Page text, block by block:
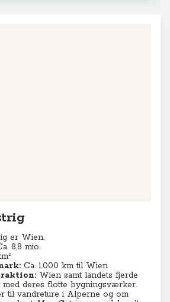
er Wien.
8,8 mio.
Ca. 1.000 km til Wien
Wien samt landets fjerde
med deres flotte bygningsværker.
til vandreture i Alperne og om